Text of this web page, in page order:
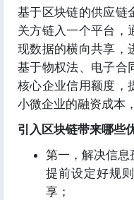
基于区块链的供应链
关方链入一个平台，
现数据的横向共享，
基于物权法、电子合
核心企业信用额度，
小微企业的融资成本
引入区块链带来哪些
第一，解决信息
提前设定好规
享；